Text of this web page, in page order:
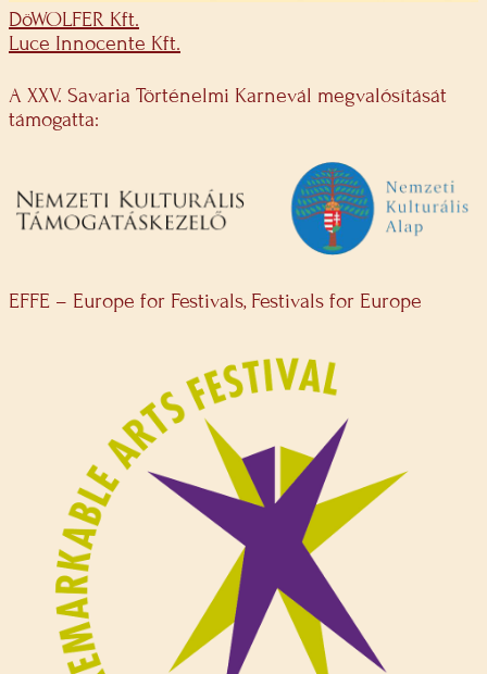
DöWOLFER Kft.
Luce Innocente Kft.
A XXV. Savaria Történelmi Karnevál megvalósítását
támogatta:
EFFE – Europe for Festivals, Festivals for Europe